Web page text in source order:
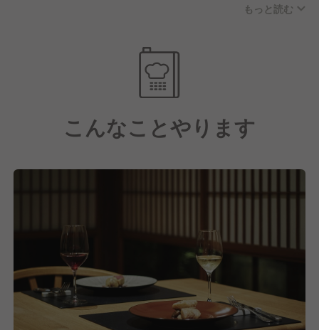
のもと、地元長崎の食材や食器を使い、コース料理の
オーベルジュであるため、朝食・ランチ・ディナーと
幅広く考えていく大変さはあるかもですが、自身の考
える料理を全面にアピールしていただきながら、イチ
からお店づくりを行えます！
もっと読む
こんなことやります